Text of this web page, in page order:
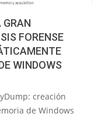
GRAN
FORENSE
WINDOWS
creación
de Windows